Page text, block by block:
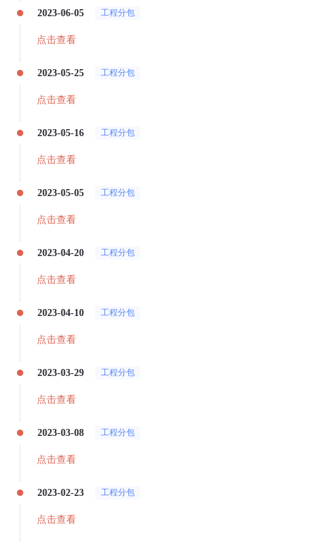
2023-06-05 工程分包
点击查看
2023-05-25 工程分包
点击查看
2023-05-16 工程分包
点击查看
2023-05-05 工程分包
点击查看
2023-04-20 工程分包
点击查看
2023-04-10 工程分包
点击查看
2023-03-29 工程分包
点击查看
2023-03-08 工程分包
点击查看
2023-02-23 工程分包
点击查看